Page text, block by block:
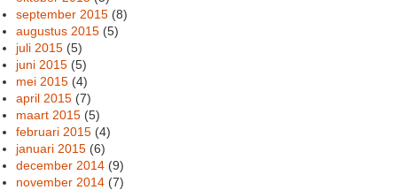
september 2015 (8)
augustus 2015 (5)
juli 2015 (5)
juni 2015 (5)
mei 2015 (4)
april 2015 (7)
maart 2015 (5)
februari 2015 (4)
januari 2015 (6)
december 2014 (9)
november 2014 (7)